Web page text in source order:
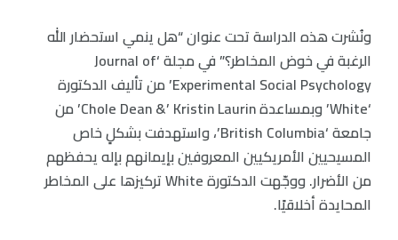
ونُشرت هذه الدراسة تحت عنوان “هل ينمي استحضار الله
الرغبة في خوض المخاطر؟” في مجلة ‘Journal of
Experimental Social Psychology’ من تأليف الدكتورة
‘White’ وبمساعدة Chole Dean &’ Kristin Laurin’ من
جامعة ‘British Columbia’، واستهدفت بشكلٍ خاص
المسيحيين الأمريكيين المعروفين بإيمانهم بإله يحفظهم
من الأضرار. ووجّهت الدكتورة White تركيزها على المخاطر
المحايدة أخلاقيًا.